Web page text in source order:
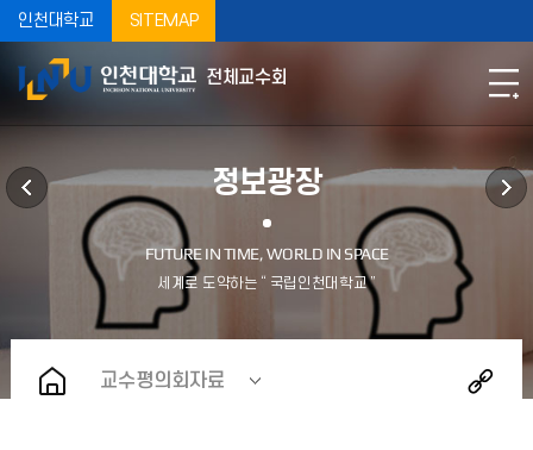
인천대학교 SITEMAP
전체교수회
정보광장
교수평의회자료